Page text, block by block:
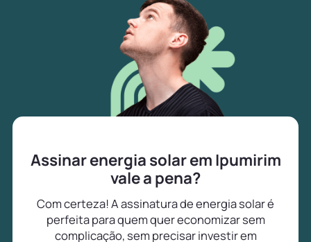
Assinar energia solar em Ipumirim
vale a pena?
Com certeza! A assinatura de energia solar é
perfeita para quem quer economizar sem
complicação, sem precisar investir em